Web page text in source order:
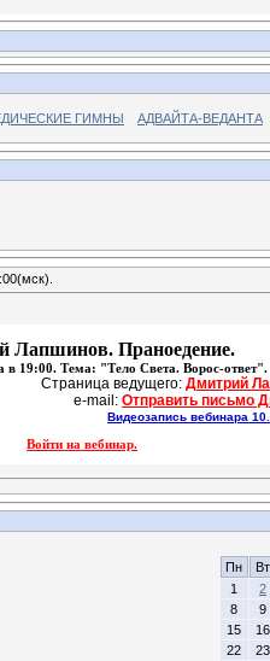
ГИМНЫ АДВАЙТА-ВЕДАНТА
Лапшинов. Праноедение.
в 19:00. Тема: "Тело Света. Ворос-ответ".
Страница ведущего: Дмитрий
e-mail: Отправить письмо
Видеозапись вебинара
Войти на вебинар.
Пн
Вт
1
2
8
9
15
16
22
23